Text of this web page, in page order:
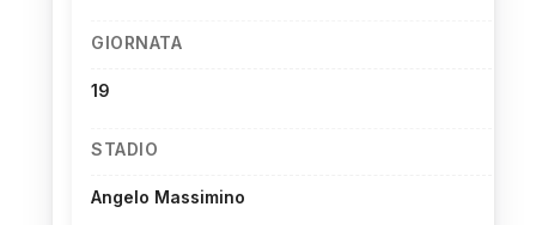
GIORNATA
19
STADIO
Angelo Massimino